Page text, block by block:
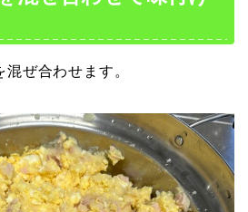
ぜ合わせます。